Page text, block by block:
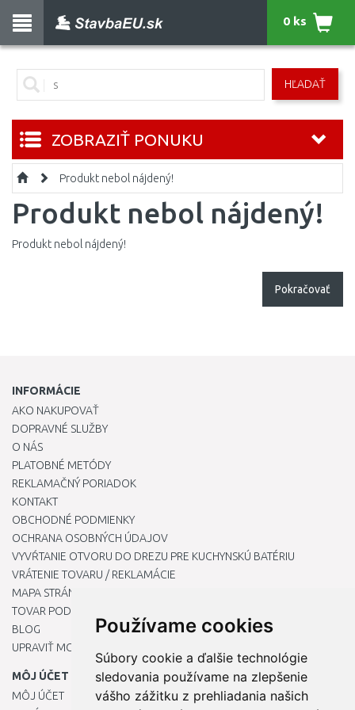
Používame cookies
Súbory cookie a ďalšie technológie
sledovania používame na zlepšenie
vášho zážitku z prehliadania našich
HĽADAŤ
0 ks
ZOBRAZIŤ PONUKU
Produkt nebol nájdený!
Produkt nebol nájdený!
Produkt nebol nájdený!
Pokračovať
INFORMÁCIE
AKO NAKUPOVAŤ
DOPRAVNÉ SLUŽBY
O NÁS
PLATOBNÉ METÓDY
REKLAMAČNÝ PORIADOK
KONTAKT
OBCHODNÉ PODMIENKY
OCHRANA OSOBNÝCH ÚDAJOV
VYVŔTANIE OTVORU DO DREZU PRE KUCHYNSKÚ BATÉRIU
VRÁTENIE TOVARU / REKLAMÁCIE
MAPA STRÁNOK
TOVAR PODĽA ZNAČIEK
BLOG
UPRAVIŤ MOJE PREDVOĽBY COOKIES
MÔJ ÚČET
MÔJ ÚČET